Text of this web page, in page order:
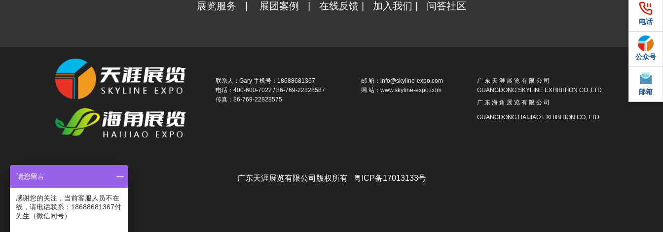
电话
QQ
邮箱
电话
公众号
邮箱
展览服务 展团案例 在线反馈 加入我们 问答社区
联系人：Gary 手机号：18688681367
电话：400-600-7022 / 86-769-22828587
传真：86-769-22828575
邮 箱：info@skyline-expo.com
网 站：www.skyline-expo.com
广 东 天 涯 展 览 有 限 公 司
GUANGDONG SKYLINE EXHIBITION CO.,LTD
广 东 海 角 展 览 有 限 公 司
GUANGDONG HAIJIAO EXHIBITION CO,.LTD
广东天涯展览有限公司版权所有 粤ICP备17013133号
请您留言
感谢您的关注，当前客服人员不在
线，请电话联系：18688681367付
先生（微信同号）